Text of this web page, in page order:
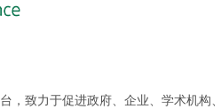
，致力于促进政府、企业、学术机构